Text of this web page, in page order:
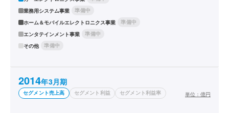
業務用システム事業
準備中
ホーム＆モバイルエレクトロニクス事業
準備中
エンタテインメント事業
準備中
その他
準備中
2014年3月期
セグメント売上高 セグメント利益 セグメント利益率 単位： 億円